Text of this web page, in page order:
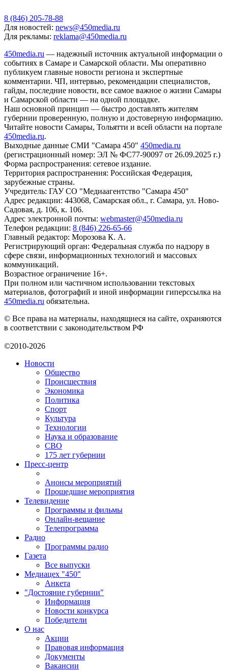
8 (846) 205-78-88
Для новостей: news@450media.ru
Для рекламы: reklama@450media.ru
450media.ru — надежный источник актуальной информации о
событиях в Самаре и Самарской области. Мы оперативно
публикуем главные новости региона и экспертные
комментарии. ЧП, интервью, рекомендации специалистов,
гайды, последние новости, все самое важное о жизни Самары
и Самарской области — на одной площадке.
Наш основной принцип — быстро доставлять жителям
губернии проверенную, полную и достоверную информацию.
Читайте новости Самары, Тольятти и всей области на портале
450media.ru.
Выходные данные СМИ "Самара 450" 450media.ru
(регистрационный номер: ЭЛ № ФС77-90097 от 26.09.2025 г.)
Форма распространения: сетевое издание.
Территория распространения: Российская Федерация,
зарубежные страны.
Учредитель: ГАУ СО "Медиаагентство "Самара 450"
Адрес редакции: 443068, Самарская обл., г. Самара, ул. Ново-
Садовая, д. 106, к. 106.
Адрес электронной почты: webmaster@450media.ru
Телефон редакции: 8 (846) 226-65-66
Главный редактор: Морозова К. А.
Регистрирующий орган: Федеральная служба по надзору в
сфере связи, информационных технологий и массовых
коммуникаций.
Возрастное ограничение 16+.
При полном или частичном использовании текстовых
материалов, фотографий и иной информации гиперссылка на
450media.ru обязательна.
© Все права на материалы, находящиеся на сайте, охраняются
в соответствии с законодательством РФ
©2010-2026
Новости
Общество
Происшествия
Экономика
Политика
Спорт
Культура
Технологии
Наука и образование
СВО
175 лет губернии
Пресс-центр
Анонсы мероприятий
Прошедшие мероприятия
Телевидение
Программы и фильмы
Онлайн-вещание
Телепрограмма
Радио
Программы радио
Газета
Все выпуски
Медиацех "450"
Анкета
"Достояние губернии"
Информация
Новости конкурса
Победители
О нас
Акции
Правовая информация
Документы
Вакансии